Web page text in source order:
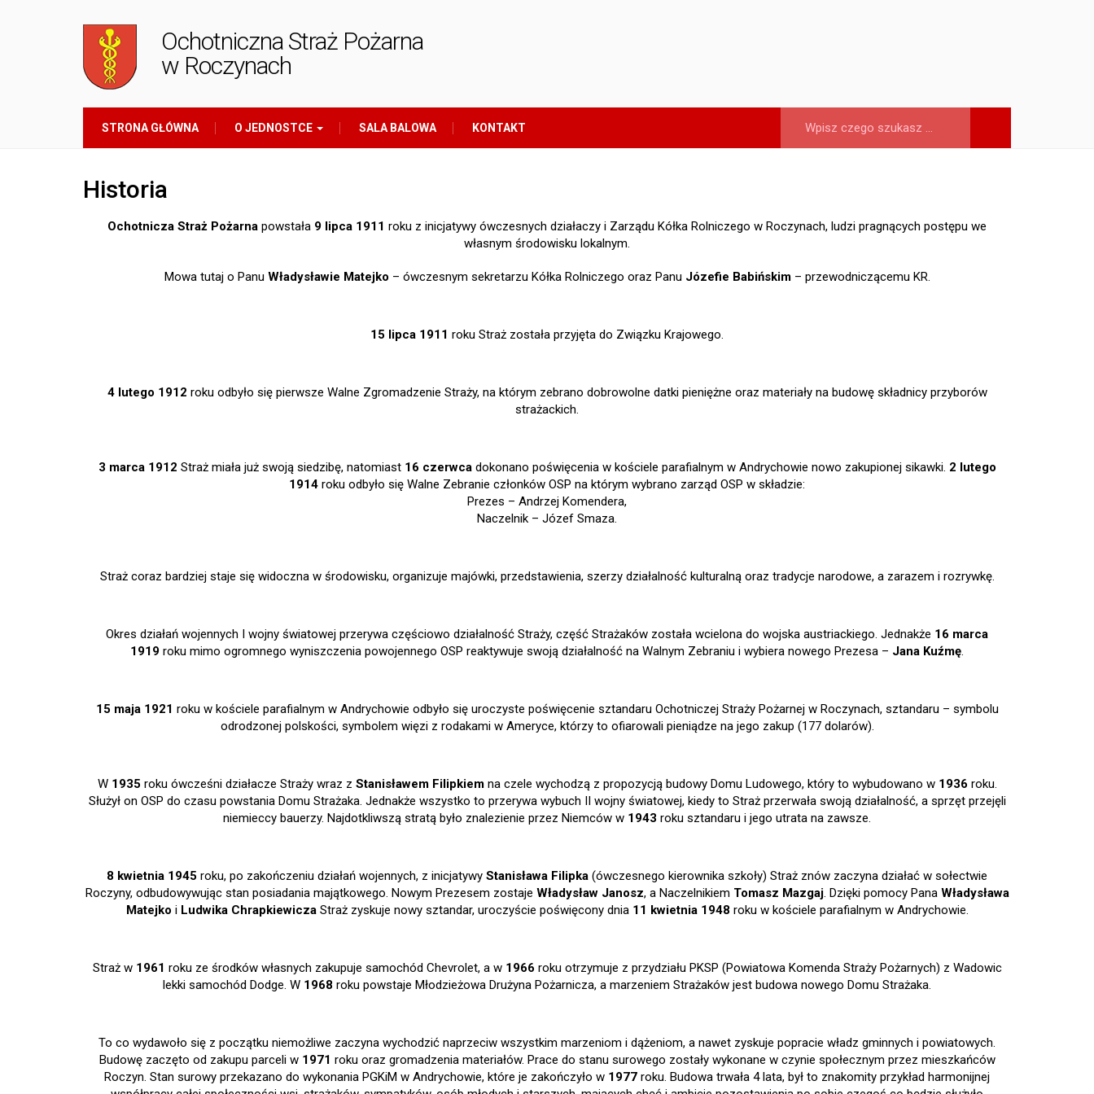
Ochotniczna Straż Pożarna
w Roczynach
STRONA GŁÓWNA O JEDNOSTCE SALA BALOWA KONTAKT
Historia
Ochotnicza Straż Pożarna powstała 9 lipca 1911 roku z inicjatywy ówczesnych działaczy i Zarządu Kółka Rolniczego w Roczynach, ludzi pragnących postępu we
własnym środowisku lokalnym.
Mowa tutaj o Panu Władysławie Matejko – ówczesnym sekretarzu Kółka Rolniczego oraz Panu Józefie Babińskim– przewodniczącemu KR.
15 lipca 1911 roku Straż została przyjęta do Związku Krajowego.
4 lutego 1912 roku odbyło się pierwsze Walne Zgromadzenie Straży, na którym zebrano dobrowolne datki pieniężne oraz materiały na budowę składnicy przyborów
strażackich.
3 marca 1912 Straż miała już swoją siedzibę, natomiast 16 czerwcadokonano poświęcenia w kościele parafialnym w Andrychowie nowo zakupionej sikawki. 2 lutego
1914 roku odbyło się Walne Zebranie członków OSP na którym wybrano zarząd OSP w składzie:
Prezes – Andrzej Komendera,
Naczelnik – Józef Smaza.
Straż coraz bardziej staje się widoczna w środowisku, organizuje majówki, przedstawienia, szerzy działalność kulturalną oraz tradycje narodowe, a zarazem i rozrywkę.
Okres działań wojennych I wojny światowej przerywa częściowo działalność Straży, część Strażaków została wcielona do wojska austriackiego. Jednakże 16 marca
1919 roku mimo ogromnego wyniszczenia powojennego OSP reaktywuje swoją działalność na Walnym Zebraniu i wybiera nowego Prezesa – Jana Kuźmę.
15 maja 1921 roku w kościele parafialnym w Andrychowie odbyło się uroczyste poświęcenie sztandaru Ochotniczej Straży Pożarnej w Roczynach, sztandaru – symbolu
odrodzonej polskości, symbolem więzi z rodakami w Ameryce, którzy to ofiarowali pieniądze na jego zakup (177 dolarów).
W 1935 roku ówcześni działacze Straży wraz z Stanisławem Filipkiemna czele wychodzą z propozycją budowy Domu Ludowego, który to wybudowano w 1936 roku.
Służył on OSP do czasu powstania Domu Strażaka. Jednakże wszystko to przerywa wybuch II wojny światowej, kiedy to Straż przerwała swoją działalność, a sprzęt przejęli
niemieccy bauerzy. Najdotkliwszą stratą było znalezienie przez Niemców w 1943 roku sztandaru i jego utrata na zawsze.
8 kwietnia 1945 roku, po zakończeniu działań wojennych, z inicjatywy Stanisława Filipka (ówczesnego kierownika szkoły) Straż znów zaczyna działać w sołectwie
Roczyny, odbudowywując stan posiadania majątkowego. Nowym Prezesem zostaje Władysław Janosz, a Naczelnikiem Tomasz Mazgaj. Dzięki pomocy Pana Władysława
Matejko i Ludwika ChrapkiewiczaStraż zyskuje nowy sztandar, uroczyście poświęcony dnia 11 kwietnia 1948 roku w kościele parafialnym w Andrychowie.
Straż w 1961 roku ze środków własnych zakupuje samochód Chevrolet, a w 1966 roku otrzymuje z przydziału PKSP (Powiatowa Komenda Straży Pożarnych) z Wadowic
lekki samochód Dodge. W 1968 roku powstaje Młodzieżowa Drużyna Pożarnicza, a marzeniem Strażaków jest budowa nowego Domu Strażaka.
To co wydawoło się z początku niemożliwe zaczyna wychodzić naprzeciw wszystkim marzeniom i dążeniom, a nawet zyskuje popracie władz gminnych i powiatowych.
Budowę zaczęto od zakupu parceli w 1971 roku oraz gromadzenia materiałów. Prace do stanu surowego zostały wykonane w czynie społecznym przez mieszkańców
Roczyn. Stan surowy przekazano do wykonania PGKiM w Andrychowie, które je zakończyło w 1977 roku. Budowa trwała 4 lata, był to znakomity przykład harmonijnej